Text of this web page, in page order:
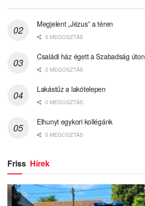
Megjelent „Jézus” a téren
0 MEGOSZTÁS
Családi ház égett a Szabadság úton
0 MEGOSZTÁS
Lakástűz a lakótelepen
0 MEGOSZTÁS
Elhunyt egykori kollégánk
0 MEGOSZTÁS
Friss Hírek